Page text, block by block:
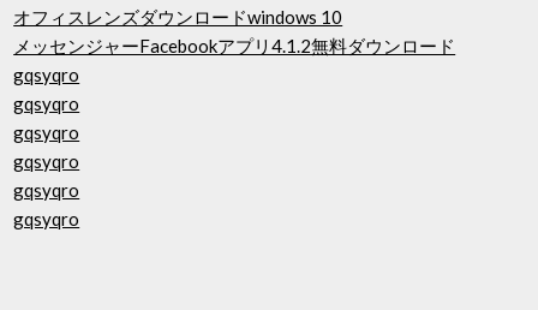
オフィスレンズダウンロードwindows 10
メッセンジャーFacebookアプリ4.1.2無料ダウンロード
gqsyqro
gqsyqro
gqsyqro
gqsyqro
gqsyqro
gqsyqro